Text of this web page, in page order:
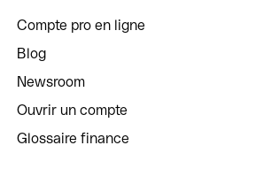
Compte pro en ligne
Blog
Newsroom
Ouvrir un compte
Glossaire finance